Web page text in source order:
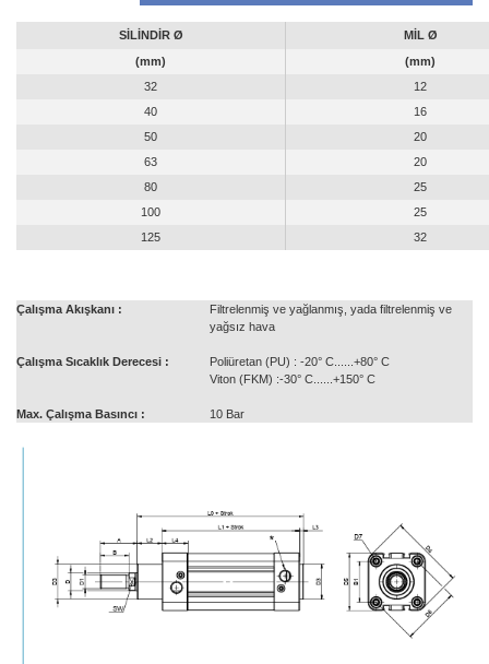
SİLİNDİR Ø
MİL Ø
(mm)
(mm)
32
12
40
16
50
20
63
20
80
25
100
25
125
32
Çalışma Akışkanı :
Filtrelenmiş ve yağlanmış, yada filtrelenmiş ve
yağsız hava
Çalışma Sıcaklık Derecesi :
Poliüretan (PU) : -20° C......+80° C
Viton (FKM) :-30° C......+150° C
Max. Çalışma Basıncı : 10 Bar